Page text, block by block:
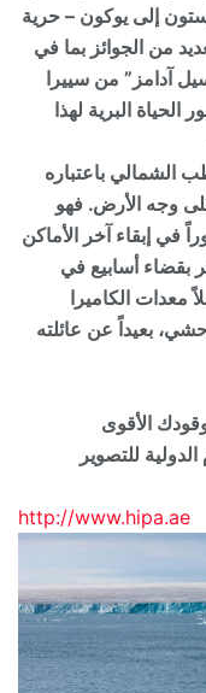
إلى يوكون – حرية
من الجوائز بما في
آدامز” من سييرا
البرية لهذا
الشمالي باعتباره
على وجه الأرض. فهو
في إبقاء آخر الأماكن
بقضاء أسابيع في
معدات الكاميرا
بعيداً عن عائلته
الأقوى
للتصوير
http://www.hipa.ae